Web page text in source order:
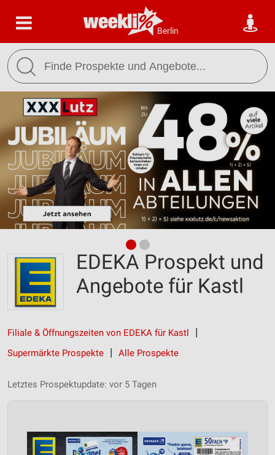
Berlin
EDEKA Prospekt und
Angebote für Kastl
Filiale & Öffnungszeiten von EDEKA für Kastl
Supermärkte Prospekte
Alle Prospekte
Letztes Prospektupdate: vor 5 Tagen